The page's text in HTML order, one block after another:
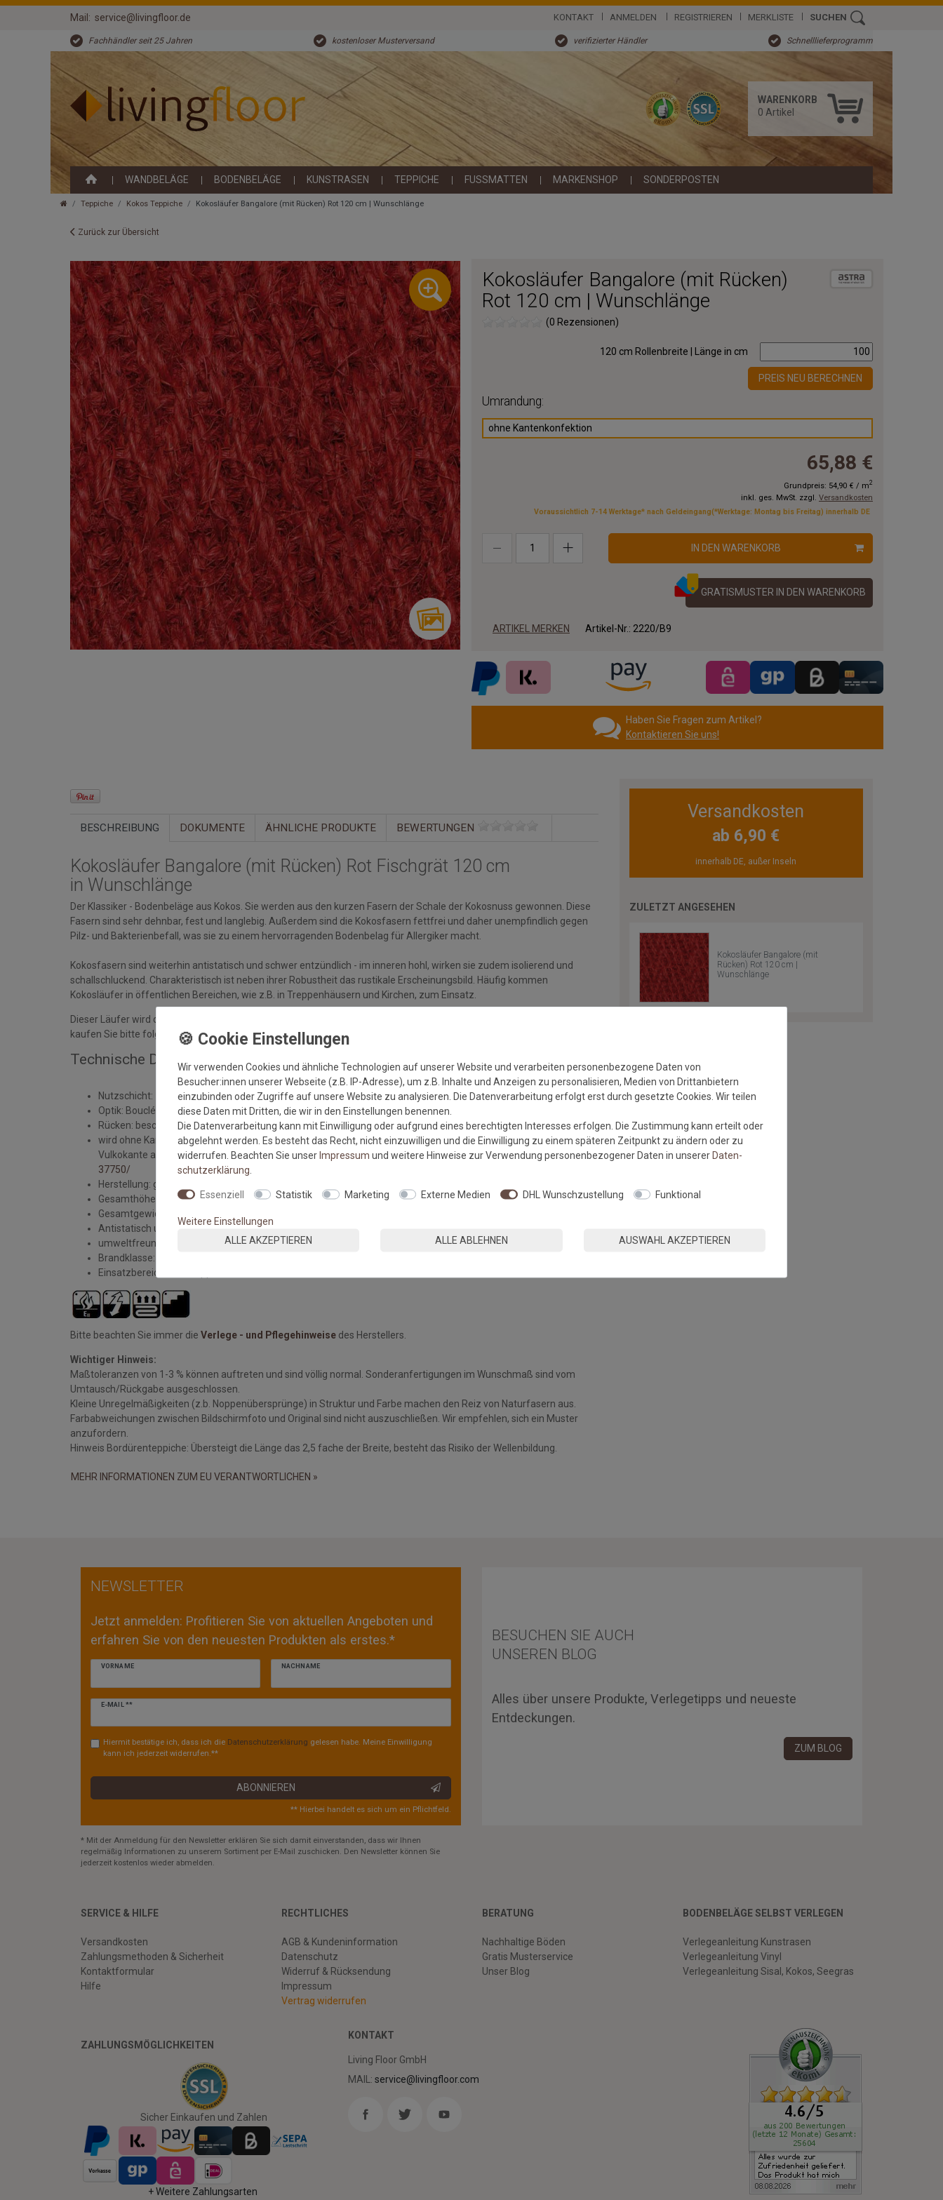
Mail: service@livingfloor.de KONTAKT ANMELDEN REGISTRIEREN MERKLISTE SUCHEN
Fachhändler seit 25 Jahren kostenloser Musterversand verifizierter Händler Schnelllieferprogramm
WARENKORB
0 Artikel
WANDBELÄGE BODENBELÄGE KUNSTRASEN TEPPICHE FUSSMATTEN MARKENSHOP SONDERPOSTEN
Teppiche Kokos Teppiche Kokosläufer Bangalore (mit Rücken) Rot 120 cm | Wunschlänge
Zurück zur Übersicht
Kokosläufer Bangalore (mit Rücken)
Rot 120 cm | Wunschlänge
(0 Rezensionen)
120 cm Rollenbreite | Länge in cm
PREIS NEU BERECHNEN
Umrandung:
ohne Kantenkonfektion
65,88 €
Grundpreis: 54,90 € / m2
inkl. ges. MwSt. zzgl. Versandkosten
Voraussichtlich 7-14 Werktage* nach Geldeingang(*Werktage: Montag bis Freitag) innerhalb DE
IN DEN WARENKORB
GRATISMUSTER IN DEN WARENKORB
ARTIKEL MERKEN Artikel-Nr.: 2220/B9
Haben Sie Fragen zum Artikel?
Kontaktieren Sie uns!
BESCHREIBUNG DOKUMENTE ÄHNLICHE PRODUKTE BEWERTUNGEN
Kokosläufer Bangalore (mit Rücken) Rot Fischgrät 120 cm
in Wunschlänge
Der Klassiker - Bodenbeläge aus Kokos. Sie werden aus den kurzen Fasern der Schale der Kokosnuss gewonnen. Diese
Fasern sind sehr dehnbar, fest und langlebig. Außerdem sind die Kokosfasern fettfrei und daher unempfindlich gegen
Pilz- und Bakterienbefall, was sie zu einem hervorragenden Bodenbelag für Allergiker macht.
Kokosfasern sind weiterhin antistatisch und schwer entzündlich - im inneren hohl, wirken sie zudem isolierend und
schallschluckend. Charakteristisch ist neben ihrer Robustheit das rustikale Erscheinungsbild. Häufig kommen
Kokosläufer in öffentlichen Bereichen, wie z.B. in Treppenhäusern und Kirchen, zum Einsatz.
Dieser Läufer wird ohne Kantenkonfektion geliefert. Wenn Sie einen Kantenabschluss mit einer Vulkokante wünschen,
kaufen Sie bitte folgenden Artikel dazu > Vulkokante 120 cm <
Technische Daten des Kokosläufers Bangalore:
Nutzschicht: 100% Kokos
Optik: Bouclé
Rücken: beschichtet mit Latexwaffelrücken
wird ohne Kantenabschluss an den Schnittkanten geliefert - auf Wunsch kann der Läufer mit einer
Vulkokante angefertigt werden - Diesen können Sie hier mit dazu kaufen: >>https://www.livingfloor.com/a-
37750/
Herstellung: gewebt
Gesamthöhe: ca. 8 mm
Gesamtgewicht: ca. 2.850 gr./m²
Antistatisch und Fußbodenheizung geeignet
umweltfreundlich
Brandklasse: Efl
Einsatzbereich: z.b. Treppenhäuser
Bitte beachten Sie immer die Verlege - und Pflegehinweise des Herstellers.
Wichtiger Hinweis:
Maßtoleranzen von 1-3 % können auftreten und sind völlig normal. Sonderanfertigungen im Wunschmaß sind vom
Umtausch/Rückgabe ausgeschlossen.
Kleine Unregelmäßigkeiten (z.b. Noppenübersprünge) in Struktur und Farbe machen den Reiz von Naturfasern aus.
Farbabweichungen zwischen Bildschirmfoto und Original sind nicht auszuschließen. Wir empfehlen, sich ein Muster
anzufordern.
Hinweis Bordürenteppiche: Übersteigt die Länge das 2,5 fache der Breite, besteht das Risiko der Wellenbildung.
MEHR INFORMATIONEN ZUM EU VERANTWORTLICHEN »
Versandkosten
ab 6,90 €
innerhalb DE, außer Inseln
ZULETZT ANGESEHEN
Kokosläufer Bangalore (mit
Rücken) Rot 120 cm |
Wunschlänge
NEWSLETTER
Jetzt anmelden: Profitieren Sie von aktuellen Angeboten und
erfahren Sie von den neuesten Produkten als erstes.*
VORNAME NACHNAME
E-MAIL **
Newsletter
Hiermit bestätige ich, dass ich die Daten­schutz­erklärung gelesen habe. Meine Einwilligung
kann ich jederzeit widerrufen.**
ABONNIEREN
** Hierbei handelt es sich um ein Pflichtfeld.
BESUCHEN SIE AUCH
UNSEREN BLOG
Alles über unsere Produkte, Verlegetipps und neueste
Entdeckungen.
ZUM BLOG
* Mit der Anmeldung für den Newsletter erklären Sie sich damit einverstanden, dass wir Ihnen
regelmäßig Informationen zu unserem Sortiment per E-Mail zuschicken. Den Newsletter können Sie
jederzeit kostenlos wieder abmelden.
SERVICE & HILFE
Versandkosten
Zahlungsmethoden & Sicherheit
Kontaktformular
Hilfe
RECHTLICHES
AGB & Kundeninformation
Datenschutz
Widerruf & Rücksendung
Impressum
Vertrag widerrufen
BERATUNG
Nachhaltige Böden
Gratis Musterservice
Unser Blog
BODENBELÄGE SELBST VERLEGEN
Verlegeanleitung Kunstrasen
Verlegeanleitung Vinyl
Verlegeanleitung Sisal, Kokos, Seegras
ZAHLUNGSMÖGLICHKEITEN
Sicher Einkaufen und Zahlen
+ Weitere Zahlungsarten
KONTAKT
Living Floor GmbH
MAIL:service@livingfloor.com
Twitter Youtube
Wir verwenden Cookies und ähnliche Technologien auf unserer Website und verarbeiten personenbezogene Daten von
Besucher:innen unserer Webseite (z.B. IP-Adresse), um z.B. Inhalte und Anzeigen zu personalisieren, Medien von Drittanbietern
einzubinden oder Zugriffe auf unsere Website zu analysieren. Die Datenverarbeitung erfolgt erst durch gesetzte Cookies. Wir teilen
diese Daten mit Dritten, die wir in den Einstellungen benennen.
Die Datenverarbeitung kann mit Einwilligung oder aufgrund eines berechtigten Interesses erfolgen. Die Zustimmung kann erteilt oder
abgelehnt werden. Es besteht das Recht, nicht einzuwilligen und die Einwilligung zu einem späteren Zeitpunkt zu ändern oder zu
widerrufen. Beachten Sie unserImpressum und weitere Hinweise zur Verwendung personenbezogener Daten in unsererDaten­
schutz­erklärung
Essenziell Statistik Marketing Externe Medien DHL Wunschzustellung Funktional
Weitere Einstellungen
ALLE AKZEPTIEREN
ALLE ABLEHNEN AUSWAHL AKZEPTIEREN